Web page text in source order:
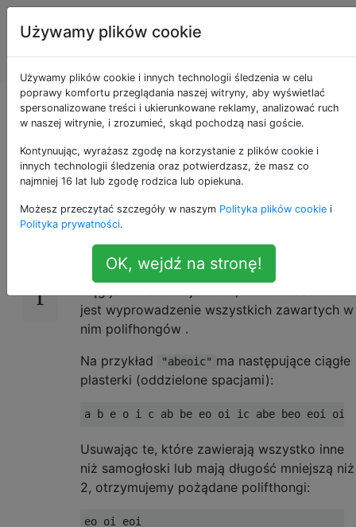
Programowanie
puzzli i Code
Golf
Znajdź moje
polifthongi!
19 Na potrzeby tego wyzwaniapolifhong
definiuje się jako ciągły kawałek
który zawiera tylko samogłoski i ma długość
co najmniej 2. Biorąc pod uwagę niepusty
jest wyprowadzenie wszystkich zawartych w
nim polifhongów .
Na przykład
"abeoic" ma następujące ciągłe
plasterki (oddzielone spacjami):
Usuwając te, które zawierają wszystko inne
niż samogłoski lub mają długość mniejszą niż
2, otrzymujemy pożądane polifthongi:
Używamy plików cookie
Używamy plików cookie i innych technologii śledzenia w celu
poprawy komfortu przeglądania naszej witryny, aby wyświetlać
spersonalizowane treści i ukierunkowane reklamy, analizować ruch
w naszej witrynie, i zrozumieć, skąd pochodzą nasi goście.
Kontynuując, wyrażasz zgodę na korzystanie z plików cookie i
innych technologii śledzenia oraz potwierdzasz, że masz co
najmniej 16 lat lub zgodę rodzica lub opiekuna.
Możesz przeczytać szczegóły w naszym Polityka plików cookie i
Polityka prywatności.
OK, wejdź na stronę!